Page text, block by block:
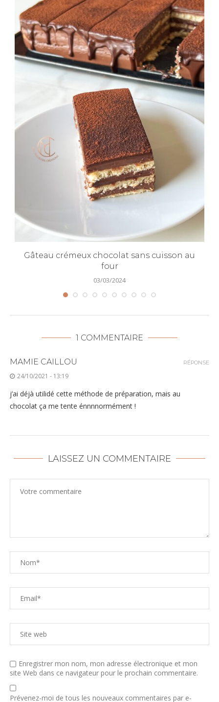
Gâteau crémeux chocolat sans cuisson au
four
03/03/2024
1 COMMENTAIRE
MAMIE CAILLOU
24/10/2021 - 13:19
j’ai déjà utilidé cette méthode de préparation, mais au
chocolat ça me tente énnnnormément !
RÉPONSE
LAISSEZ UN COMMENTAIRE
Enregistrer mon nom, mon adresse électronique et mon
site Web dans ce navigateur pour le prochain commentaire.
Prévenez-moi de tous les nouveaux commentaires par e-